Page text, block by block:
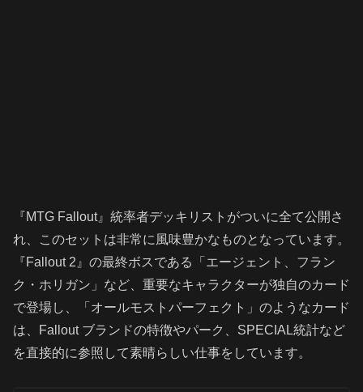
『MTG Fallout』統率者デッキリストがついに全て公開さ
れ、このセットは非常に風味豊かなものとなっています。
『Fallout 2』の最終ボスである「エージェント、フラン
ク・ホリガン」など、重要なキャラクターが独自のカード
で登場し、「オールモストパーフェクト」のようなカード
は、Fallout ブランドの特徴やパーク、SPECIAL統計など
を直接的に参照して素晴らしい仕事をしています。